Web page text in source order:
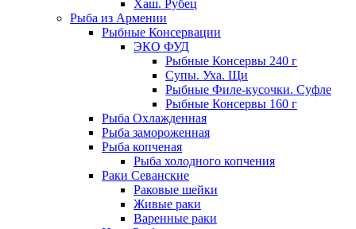
Хаш. Рубец
Рыба из Армении
Рыбные Консервации
ЭКО ФУД
Рыбные Консервы 240 г
Супы. Уха. Щи
Рыбные Филе-кусочки. Суфле
Рыбные Консервы 160 г
Рыба Охлажденная
Рыба замороженная
Рыба копченая
Рыба холодного копчения
Раки Севанские
Раковые шейки
Живые раки
Варенные раки